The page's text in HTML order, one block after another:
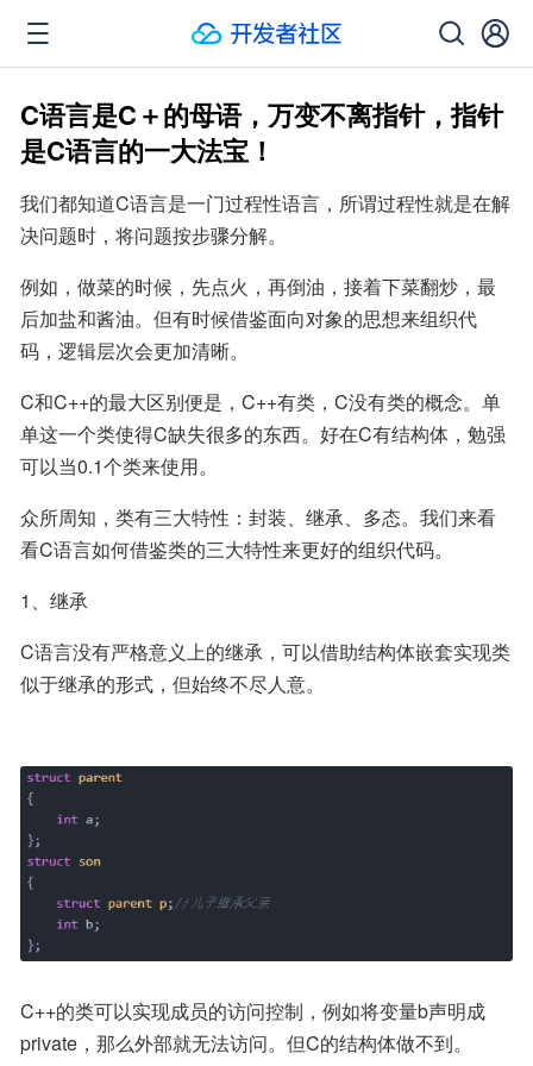
C语言是C＋的母语，万变不离指针，指针
是C语言的一大法宝！
我们都知道C语言是一门过程性语言，所谓过程性就是在解
决问题时，将问题按步骤分解。
例如，做菜的时候，先点火，再倒油，接着下菜翻炒，最
后加盐和酱油。但有时候借鉴面向对象的思想来组织代
码，逻辑层次会更加清晰。
C和C++的最大区别便是，C++有类，C没有类的概念。单
单这一个类使得C缺失很多的东西。好在C有结构体，勉强
可以当0.1个类来使用。
众所周知，类有三大特性：封装、继承、多态。我们来看
看C语言如何借鉴类的三大特性来更好的组织代码。
1、继承
C语言没有严格意义上的继承，可以借助结构体嵌套实现类
似于继承的形式，但始终不尽人意。
C++的类可以实现成员的访问控制，例如将变量b声明成
private，那么外部就无法访问。但C的结构体做不到。